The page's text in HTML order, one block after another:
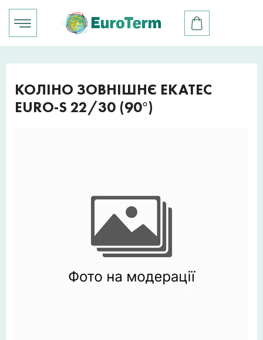
КОЛІНО ЗОВНІШНЄ EKATEC
EURO-S 22/30 (90°)